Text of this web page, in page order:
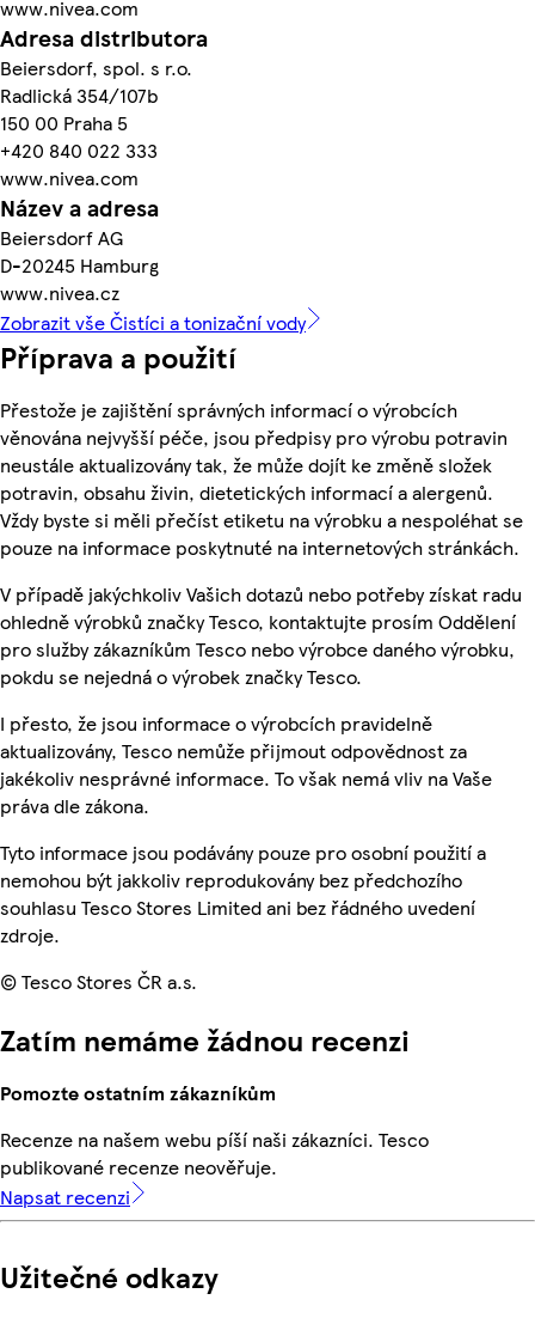
www.nivea.com
Adresa distributora
Beiersdorf, spol. s r.o.
Radlická 354/107b
150 00 Praha 5
+420 840 022 333
www.nivea.com
Název a adresa
Beiersdorf AG
D-20245 Hamburg
www.nivea.cz
Zobrazit vše Čistíci a tonizační vody
Příprava a použití
Přestože je zajištění správných informací o výrobcích
věnována nejvyšší péče, jsou předpisy pro výrobu potravin
neustále aktualizovány tak, že může dojít ke změně složek
potravin, obsahu živin, dietetických informací a alergenů.
Vždy byste si měli přečíst etiketu na výrobku a nespoléhat se
pouze na informace poskytnuté na internetových stránkách.
V případě jakýchkoliv Vašich dotazů nebo potřeby získat radu
ohledně výrobků značky Tesco, kontaktujte prosím Oddělení
pro služby zákazníkům Tesco nebo výrobce daného výrobku,
pokdu se nejedná o výrobek značky Tesco.
I přesto, že jsou informace o výrobcích pravidelně
aktualizovány, Tesco nemůže přijmout odpovědnost za
jakékoliv nesprávné informace. To však nemá vliv na Vaše
práva dle zákona.
Tyto informace jsou podávány pouze pro osobní použití a
nemohou být jakkoliv reprodukovány bez předchozího
souhlasu Tesco Stores Limited ani bez řádného uvedení
zdroje.
© Tesco Stores ČR a.s.
Zatím nemáme žádnou recenzi
Pomozte ostatním zákazníkům
Recenze na našem webu píší naši zákazníci. Tesco
publikované recenze neověřuje.
Napsat recenzi
Užitečné odkazy